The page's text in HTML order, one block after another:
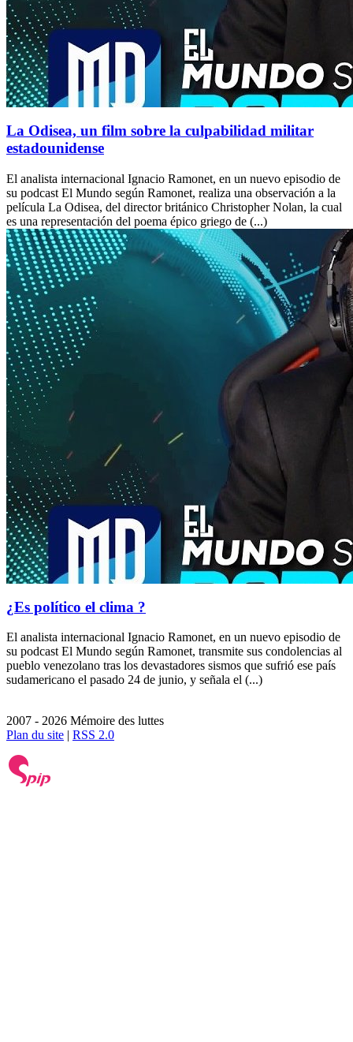
La Odisea, un film sobre la culpabilidad militar
estadounidense
El analista internacional Ignacio Ramonet, en un nuevo episodio de
su podcast El Mundo según Ramonet, realiza una observación a la
película La Odisea, del director británico Christopher Nolan, la cual
es una representación del poema épico griego de (...)
¿Es político el clima ?
El analista internacional Ignacio Ramonet, en un nuevo episodio de
su podcast El Mundo según Ramonet, transmite sus condolencias al
pueblo venezolano tras los devastadores sismos que sufrió ese país
sudamericano el pasado 24 de junio, y señala el (...)
2007 - 2026 Mémoire des luttes
Plan du site | RSS 2.0